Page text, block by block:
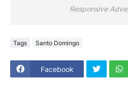
Responsive
Tags Santo Domingo
Facebook